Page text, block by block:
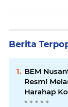
Berita
BEM
Resmi
Harahap
(Korbid)